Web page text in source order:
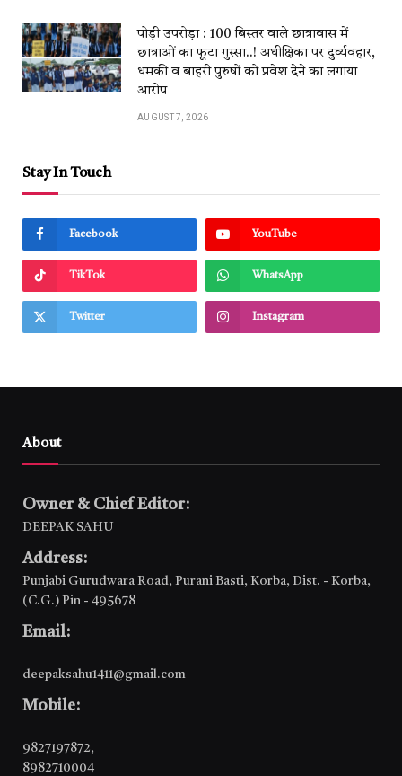
पोड़ी उपरोड़ा : 100 बिस्तर वाले छात्रावास में
छात्राओं का फूटा गुस्सा..! अधीक्षिका पर दुर्व्यवहार,
धमकी व बाहरी पुरुषों को प्रवेश देने का लगाया
आरोप
AUGUST 7, 2026
Stay In Touch
Facebook YouTube
TikTok WhatsApp
Twitter Instagram
About
Owner & Chief Editor:
DEEPAK SAHU
Address:
Punjabi Gurudwara Road, Purani Basti, Korba, Dist. - Korba,
(C.G.) Pin - 495678
Email:
deepaksahu1411@gmail.com
Mobile:
9827197872,
8982710004